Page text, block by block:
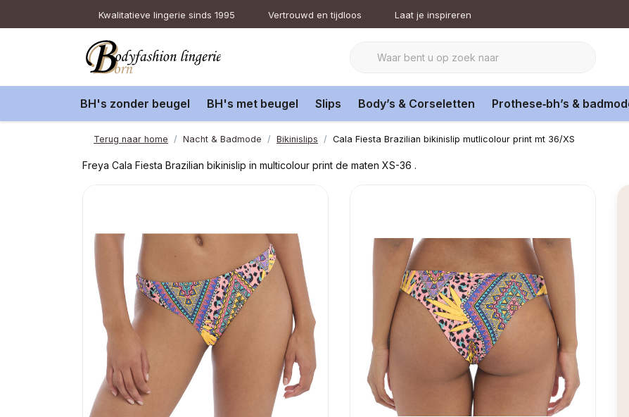
Kwalitatieve lingerie sinds 1995 Vertrouwd en tijdloos Laat je inspireren
BH's zonder beugel BH's met beugel Slips Body’s & Corseletten Prothese‑bh’s &
Terug naar home Nacht & Badmode Bikinislips Cala Fiesta Brazilian bikinislip mutlicolour print mt 36/XS
Freya Cala Fiesta Brazilian bikinislip in multicolour print de maten XS-36 .